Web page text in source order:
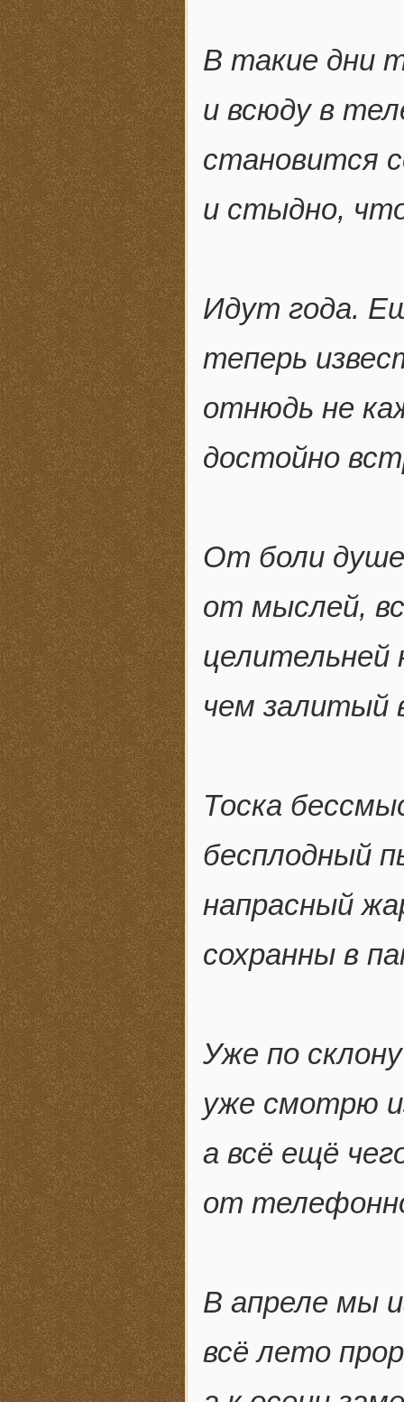
В такие дни
и всюду в
становится
и стыдно,
Идут года.
теперь
отнюдь не
достойно
От боли
от мыслей,
целительней
чем залитый
Тоска
бесплодный
напрасный
сохранны в
Уже по
уже смотрю
а всё ещё
от
В апреле мы
всё лето